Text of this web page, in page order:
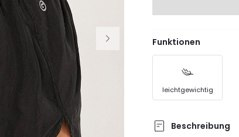
Funktionen
leichtgewichtig
Beschreibung